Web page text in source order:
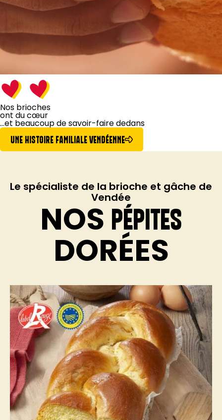
Nos brioches
ont du cœur
...et beaucoup desavoir-faire dedans
UNE HISTOIRE FAMILIALE VENDÉENNE
Le spécialiste de la brioche et gâche de
Vendée
NOS PÉPITES
DORÉES